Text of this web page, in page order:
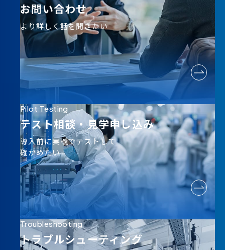
お問い合わせ
より詳しく話を聞きたい
Pilot Testing
テスト相談・見学申し込み
導入前に実機でテストして
確かめたい
Troubleshooting
トラブルシューティング